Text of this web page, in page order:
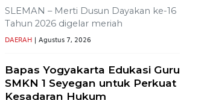
SLEMAN – Merti Dusun Dayakan ke-16
Bapas Yogyakarta Edukasi Guru
SMKN 1 Seyegan untuk Perkuat